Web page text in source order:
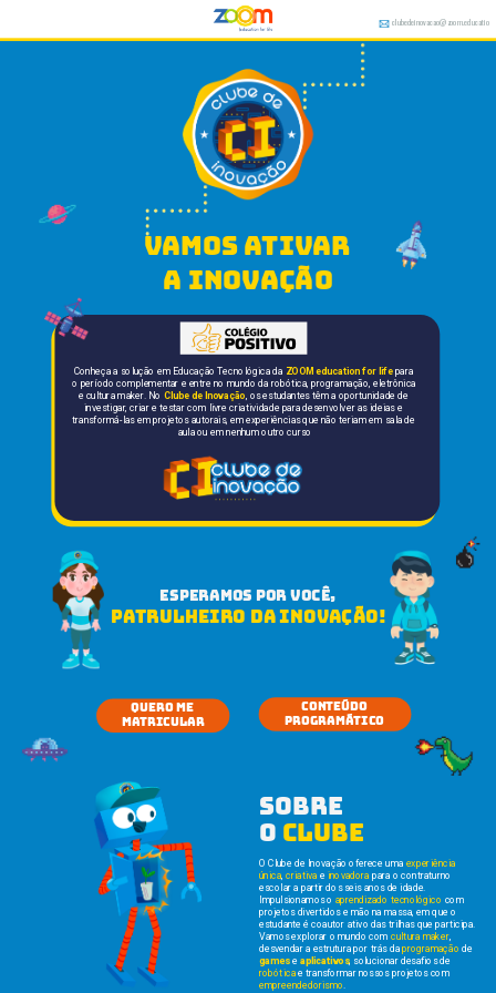
clubedeinovacao@zoom.educatio
a inovação
Conheça a solução em Educação Tecnológica da ZOOM education for life para
o período complementar e entre no mundo da robótica, programação, eletrônica
e cultura maker. No Clube de Inovação, os estudantes têm a oportunidade de
investigar, criar e testar com livre criatividade para desenvolver as ideias e
transformá-las em projetos autorais, em experiências que não teriam em sala de
aula ou em nenhum outro curso
ESPERAMOS POR VOCÊ,
PATRULHEIRO DA INOVAÇÃO!
CONTEÚDO
PROGRAMÁTIcO
QUERO ME
MATRICULAR
sobre
o clube
O Clube de Inovação oferece uma experiência
única , criativa e inovadora para o contraturno
escolar a partir dos seis anos de idade.
Impulsionamos o aprendizado tecnológico com
projetos divertidos e mão na massa, em que o
estudante é coautor ativo das trilhas que participa.
Vamos explorar o mundo com cultura maker,
desvendar a estrutura por trás da programação
games e aplicativos
robótica
empreendedorismo.